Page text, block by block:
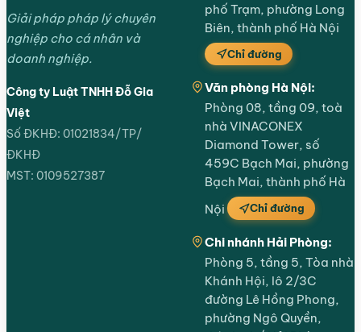
Giải pháp pháp lý chuyên
nghiệp cho cá nhân và
doanh nghiệp.
Công ty Luật TNHH Đỗ Gia
Việt
Số ĐKHĐ: 01021834/TP/
ĐKHĐ
MST: 0109527387
phố Trạm, phường Long
Biên, thành phố Hà Nội
Chỉ đường
Văn phòng Hà Nội:
Phòng 08, tầng 09, toà
nhà VINACONEX
Diamond Tower, số
459C Bạch Mai, phường
Bạch Mai, thành phố Hà
Nội
Chỉ đường
Chi nhánh Hải Phòng:
Phòng 5, tầng 5, Tòa nhà
Khánh Hội, lô 2/3C
đường Lê Hồng Phong,
phường Ngô Quyền,